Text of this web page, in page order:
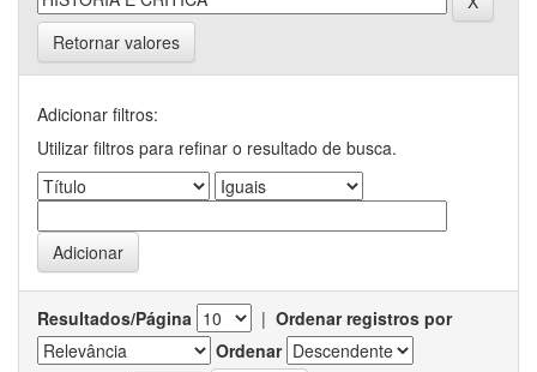
Retornar valores
Adicionar filtros:
Utilizar filtros para refinar o resultado de busca.
Resultados/Página | Ordenar registros por
Ordenar